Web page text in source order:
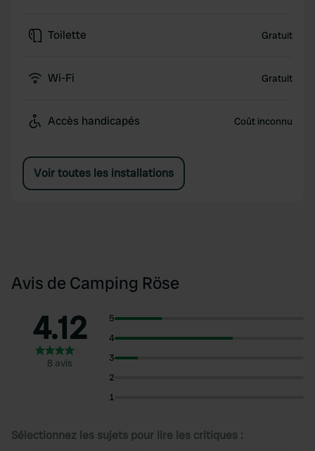
Toilette Gratuit
Wi-Fi Gratuit
Accès handicapés Coût inconnu
Voir toutes les installations
Avis de Camping Röse
4.12
8 avis
5
4
3
2
1
Sélectionnez les sujets pour lire les critiques :